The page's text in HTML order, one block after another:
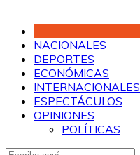
NACIONALES
DEPORTES
ECONÓMICAS
INTERNACIONALES
ESPECTÁCULOS
OPINIONES
POLÍTICAS